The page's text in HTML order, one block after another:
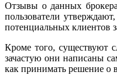
Отзывы о данных
пользователи
потенциальных клиентов
Кроме того, существуют
зачастую они написаны
как принимать решение о